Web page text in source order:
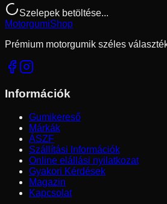
Szelepek betöltése...
MotorgumiShop
Prémium motorgumik széles
Információk
Gumikereső
Márkák
ÁSZF
Szállítási Információk
Online elállási nyilatkozat
Gyakori Kérdések
Magazin
Kapcsolat